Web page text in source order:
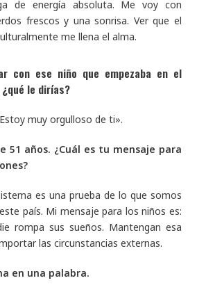
de energía absoluta. Me voy con
frescos y una sonrisa. Ver que el
me llena el alma.
con ese niño que empezaba en el
¿qué le dirías?
muy orgulloso de ti».
51 años. ¿Cuál es tu mensaje para
es una prueba de lo que somos
país. Mi mensaje para los niños es:
rompa sus sueños. Mantengan esa
las circunstancias externas.
en una palabra.